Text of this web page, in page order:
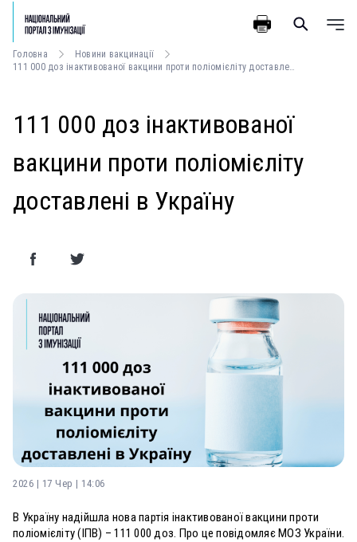
Головна
Новини вакцинації
111 000 доз інактивованої вакцини проти поліомієліту доставлені в Україну
111 000 доз інактивованої
вакцини проти поліомієліту
доставлені в Україну
2026 | 17 Чер | 14:06
В Україну надійшла нова партія інактивованої вакцини проти
поліомієліту (ІПВ) – 111 000 доз. Про це повідомляє МОЗ України.